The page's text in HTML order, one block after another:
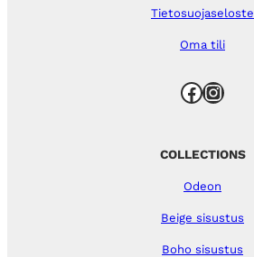
Tietosuojaseloste
Oma tili
Facebook Instagram
COLLECTIONS
Odeon
Beige sisustus
Boho sisustus